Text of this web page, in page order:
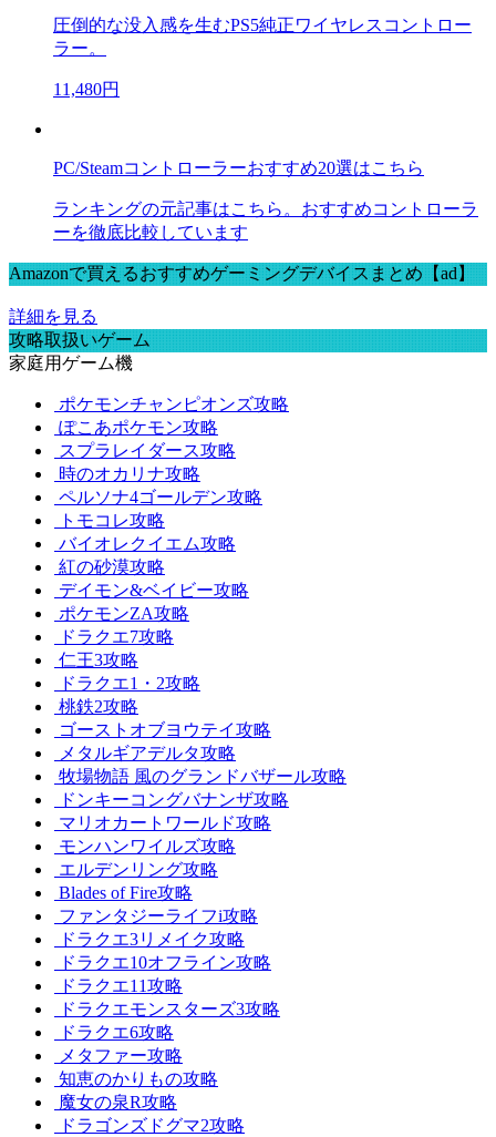
圧倒的な没入感を生むPS5純正ワイヤレスコントロー
ラー。
11,480円
PC/Steamコントローラーおすすめ20選はこちら
ランキングの元記事はこちら。おすすめコントローラ
ーを徹底比較しています
Amazonで買えるおすすめゲーミングデバイスまとめ【ad】
詳細を見る
攻略取扱いゲーム
家庭用ゲーム機
ポケモンチャンピオンズ攻略
ぽこあポケモン攻略
スプラレイダース攻略
時のオカリナ攻略
ペルソナ4ゴールデン攻略
トモコレ攻略
バイオレクイエム攻略
紅の砂漠攻略
デイモン&ベイビー攻略
ポケモンZA攻略
ドラクエ7攻略
仁王3攻略
ドラクエ1・2攻略
桃鉄2攻略
ゴーストオブヨウテイ攻略
メタルギアデルタ攻略
牧場物語 風のグランドバザール攻略
ドンキーコングバナンザ攻略
マリオカートワールド攻略
モンハンワイルズ攻略
エルデンリング攻略
Blades of Fire攻略
ファンタジーライフi攻略
ドラクエ3リメイク攻略
ドラクエ10オフライン攻略
ドラクエ11攻略
ドラクエモンスターズ3攻略
ドラクエ6攻略
メタファー攻略
知恵のかりもの攻略
魔女の泉R攻略
ドラゴンズドグマ2攻略